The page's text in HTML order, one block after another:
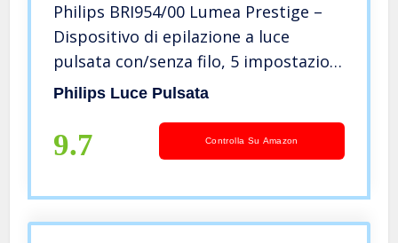
Philips BRI954/00 Lumea Prestige –
Dispositivo di epilazione a luce
pulsata con/senza filo, 5 impostazioni
di intensità, 3 accessori
precisione, 250.000 impulsi di luce
Philips Luce Pulsata
9.7 Controlla Su Amazon